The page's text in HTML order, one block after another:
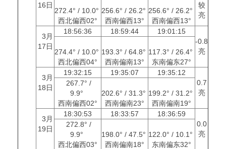
16日
较
亮
272.4° / 10.0°
西北偏西02°
256.6° / 26.2°
西南偏西13°
256.6° / 26.2°
西南偏西13°
3月
17日
18:56:36 18:59:44
19:01:15
-0.8
亮
274.4° / 10.0°
西北偏西04°
193.3° / 64.8°
西南偏南13°
117.3° / 26.4°
东南偏东27°
3月
18日
19:32:15 19:35:07
19:35:12
0.7
亮
267.7° /
9.9°
西南偏西02°
202.6° / 31.3°
西南偏南23°
199.2° / 31.2°
西南偏南19°
3月
19日
18:30:53 18:33:57
18:36:59
0.0
亮
272.8° /
9.9°
西北偏西03°
198.0° / 47.5°
西南偏南18°
122.0° / 10.1°
东南偏东32°